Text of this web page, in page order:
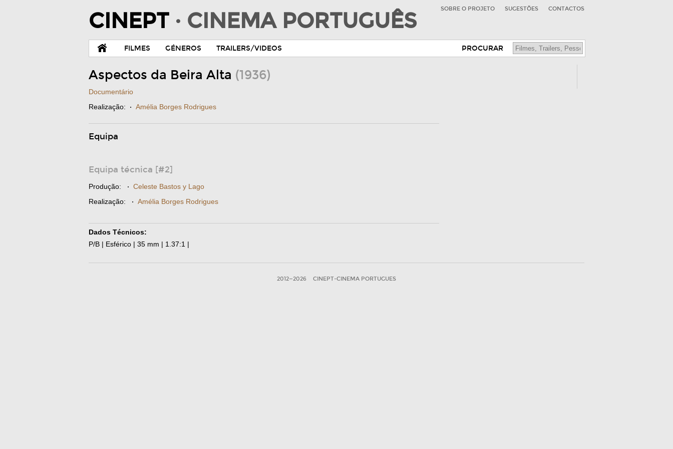
CINEPT · CINEMA PORTUGUÊS SOBRE O PROJETO SUGESTÕES CONTACTOS
FILMES GÉNEROS TRAILERS/VIDEOS PROCURAR
Aspectos da Beira Alta (1936)
Documentário
Realização: · Amélia Borges Rodrigues
Equipa
Equipa técnica [#2]
Produção: · Celeste Bastos y Lago
Realização: · Amélia Borges Rodrigues
Dados Técnicos:
P/B | Esférico | 35 mm | 1.37:1 |
2012—2026 CINEPT-CINEMA PORTUGUES